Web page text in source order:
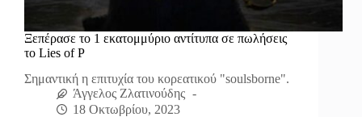
Ξεπέρασε το 1 εκατομμύριο αντίτυπα σε πωλήσεις
το Lies of P
Σημαντική η επιτυχία του κορεατικού "soulsborne".
Άγγελος Ζλατινούδης
18 Οκτωβρίου, 2023